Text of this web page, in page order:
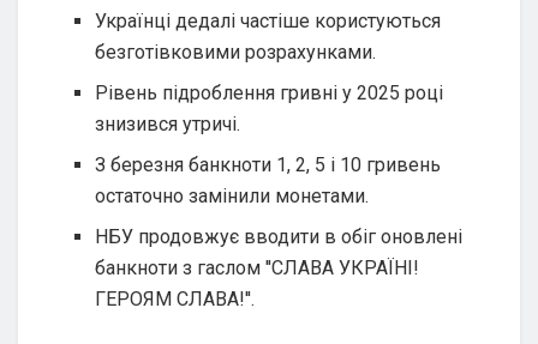
Українці дедалі частіше користуються
безготівковими розрахунками.
Рівень підроблення гривні у 2025 році
знизився утричі.
З березня банкноти 1, 2, 5 і 10 гривень
остаточно замінили монетами.
НБУ продовжує вводити в обіг оновлені
банкноти з гаслом ''СЛАВА УКРАЇНІ!
ГЕРОЯМ СЛАВА!''.